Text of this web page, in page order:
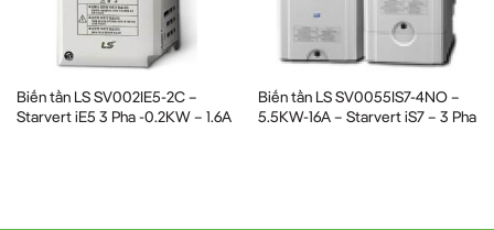
khiển vector không cảm biến (Sensorless Vector Control)
hiện đại, cho phép:
Điều khiển tốc độ chính xác ±0.5% ngay cả khi không có
Biến tần LS SV002IE5-2C –
Starvert iE5 3 Pha -0.2KW – 1.6A
Biến tần LS SV0055IS7-4NO –
5.5KW-16A – Starvert iS7 – 3 Pha